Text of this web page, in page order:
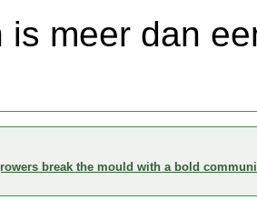
is meer dan
break the mould with a bold